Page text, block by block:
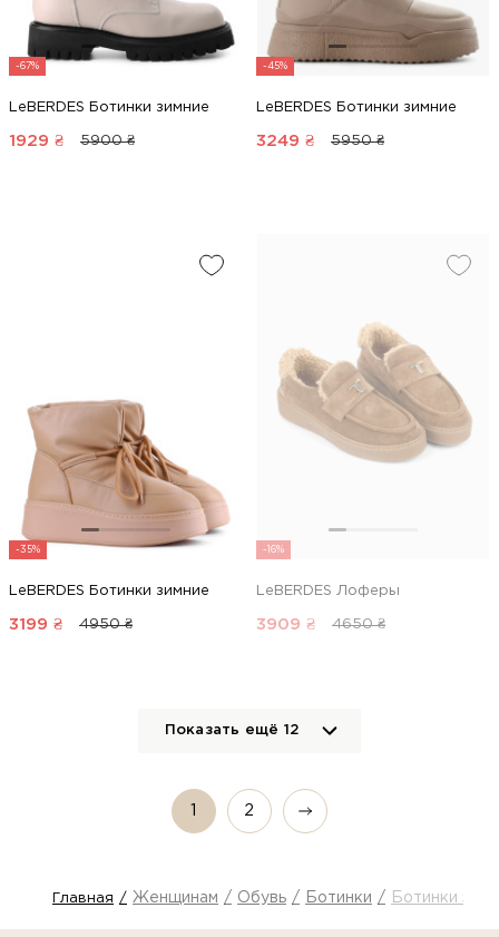
-67%
LeBERDES Ботинки зимние
1929 ₴ 5900 ₴
-45%
LeBERDES Ботинки зимние
3249 ₴ 5950 ₴
-35%
LeBERDES Ботинки зимние
3199 ₴ 4950 ₴
-16%
LeBERDES Лоферы
3909 ₴ 4650 ₴
Показать ещё 12
1 2
Главная Женщинам Обувь Ботинки Ботинки